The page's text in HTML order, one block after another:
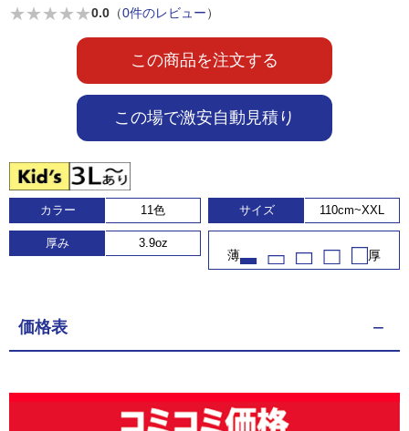
★ ★ ★ ★ ★0.0 （0件のレビュー）
この商品を注文する
この場で激安自動見積り
カラー 11色 サイズ 110cm~XXL
厚み 3.9oz
薄 厚
価格表